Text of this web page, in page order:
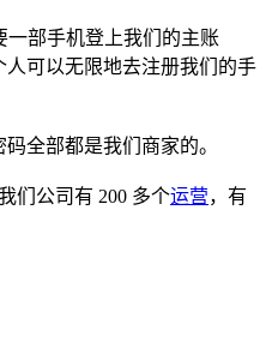
一部手机登上我们的主账
可以无限地去注册我们的手
全部都是我们商家的。
们公司有 200 多个运营，有